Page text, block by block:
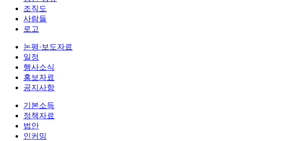
조직도
사람들
로고
논평·보도자료
일정
행사소식
홍보자료
공지사항
기본소득
정책자료
법안
인커밍